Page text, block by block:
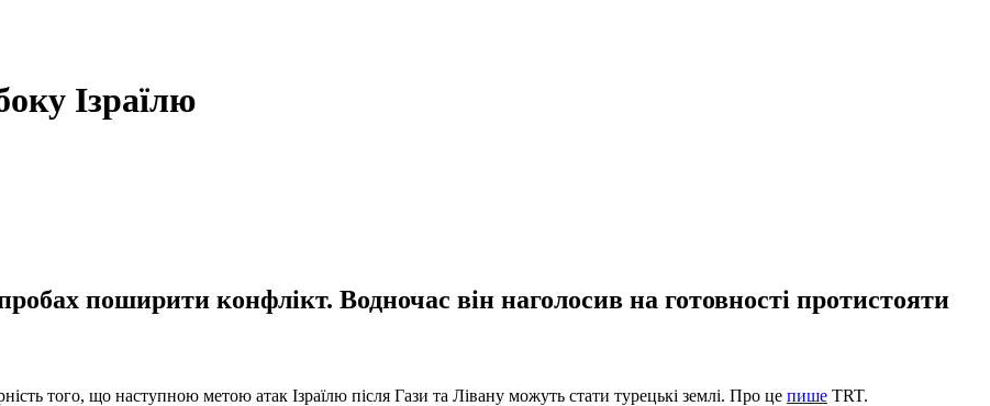
Ізраїлю
поширити конфлікт. Водночас він наголосив на готовності протистояти
того, що наступною метою атак Ізраїлю після Гази та Лівану можуть стати турецькі землі. Про це пише TRT.